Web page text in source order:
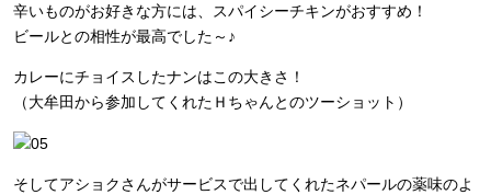
辛いものがお好きな方には、スパイシーチキンがおすすめ！
ビールとの相性が最高でした～♪
カレーにチョイスしたナンはこの大きさ！
（大牟田から参加してくれたＨちゃんとのツーショット）
そしてアショクさんがサービスで出してくれたネパールの薬味のよ